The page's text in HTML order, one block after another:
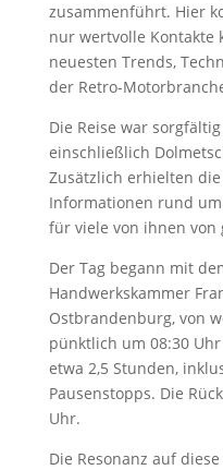
zusammenführt. Hier
nur wertvolle Kontakte
neuesten Trends,
der Retro-
Die Reise war
einschließlich
Zusätzlich erhielten
Informationen rund
für viele von ihnen von
Der Tag begann mit
Handwerkskammer
Ostbrandenburg, von
pünktlich um 08:30
etwa 2,5 Stunden,
Pausenstopps. Die
Uhr.
Die Resonanz auf